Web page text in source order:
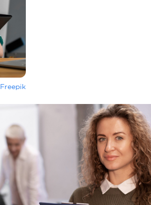
Freepik